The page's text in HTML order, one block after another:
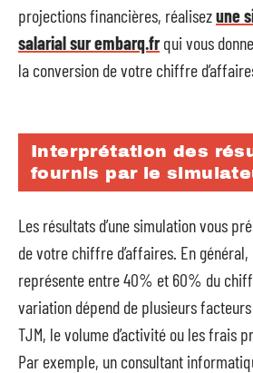
projections financières, réalisezune
salarial sur embarq.frqui vous
la conversion de votre chiffre
Interprétation des
fournis par le
Les résultats d’une simulation vous
de votre chiffre d’affaires. En
représente entre 40% et 60% du
variation dépend de plusieurs
TJM, le volume d’activité ou les frais
Par exemple, un consultant